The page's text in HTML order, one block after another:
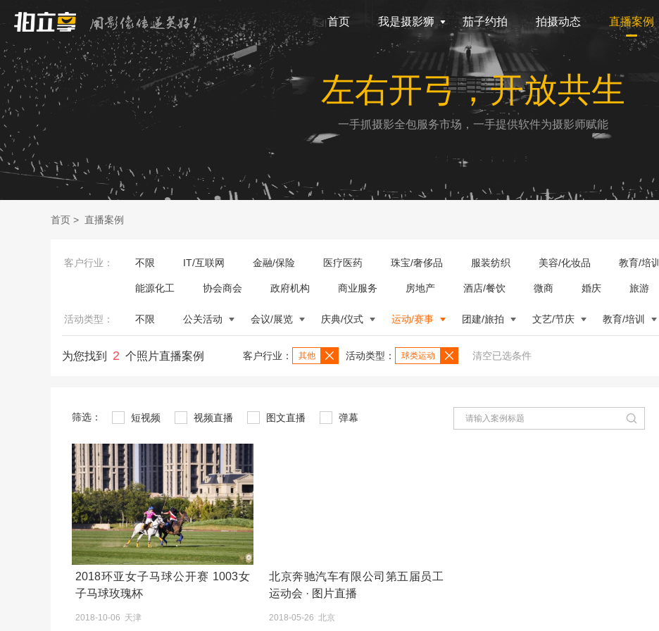
首页 我是摄影狮 茄子约拍 拍摄动态 直播案例
左右开弓，开放共生
一手抓摄影全包服务市场，一手提供软件为摄影师赋能
首页 > 直播案例
客户行业： 不限 IT/互联网 金融/保险 医疗医药 珠宝/奢侈品 服装纺织 美容/化妆品 教育/培训
能源化工 协会商会 政府机构 商业服务 房地产 酒店/餐饮 微商 婚庆 旅游
活动类型： 不限 公关活动 会议/展览 庆典/仪式 运动/赛事 团建/旅拍 文艺/节庆 教育/培训
为您找到 2 个照片直播案例 客户行业： 其他 活动类型： 球类运动 清空已选条件
筛选： 短视频 视频直播 图文直播 弹幕
2018环亚女子马球公开赛 1003女
子马球玫瑰杯
2018-10-06 天津
北京奔驰汽车有限公司第五届员工
运动会 · 图片直播
2018-05-26 北京